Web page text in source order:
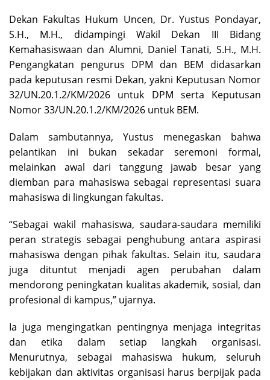
Dekan Fakultas Hukum Uncen, Dr. Yustus Pondayar,
S.H., M.H., didampingi Wakil Dekan III Bidang
Kemahasiswaan dan Alumni, Daniel Tanati, S.H., M.H.
Pengangkatan pengurus DPM dan BEM didasarkan
pada keputusan resmi Dekan, yakni Keputusan Nomor
32/UN.20.1.2/KM/2026 untuk DPM serta Keputusan
Nomor 33/UN.20.1.2/KM/2026 untuk BEM.
Dalam sambutannya, Yustus menegaskan bahwa
pelantikan ini bukan sekadar seremoni formal,
melainkan awal dari tanggung jawab besar yang
diemban para mahasiswa sebagai representasi suara
mahasiswa di lingkungan fakultas.
“Sebagai wakil mahasiswa, saudara-saudara memiliki
peran strategis sebagai penghubung antara aspirasi
mahasiswa dengan pihak fakultas. Selain itu, saudara
juga dituntut menjadi agen perubahan dalam
mendorong peningkatan kualitas akademik, sosial, dan
profesional di kampus,” ujarnya.
Ia juga mengingatkan pentingnya menjaga integritas
dan etika dalam setiap langkah organisasi.
Menurutnya, sebagai mahasiswa hukum, seluruh
kebijakan dan aktivitas organisasi harus berpijak pada